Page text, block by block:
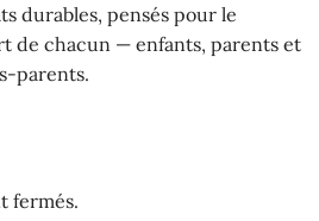
durables, pensés pour le
de chacun — enfants, parents et
parents.
fermés.